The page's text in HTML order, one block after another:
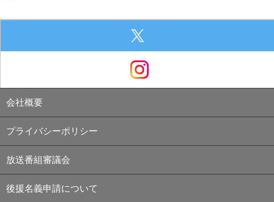
会社概要
プライバシーポリシー
放送番組審議会
後援名義申請について